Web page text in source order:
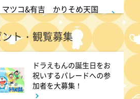
マツコ&有吉 かりそめ天国
M-1王者たくろうの滋賀の魅力
プレゼンツアー
よる 8:54
私の幸福時間
ト・観覧募集
ドラえもんの誕生日をお
祝いするパレードへの参
加者を大募集！